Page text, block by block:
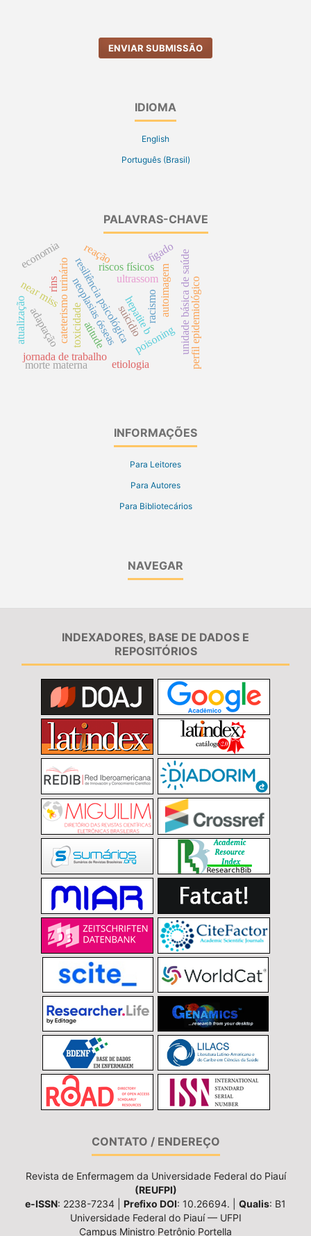
ENVIAR SUBMISSÃO
IDIOMA
English
Português (Brasil)
PALAVRAS-CHAVE
hepatite b
neoplasias ósseas poisoning
ultrassom
cateterismo urinário
near miss
jornada de trabalho
resiliência psicológica
riscos físicos unidade básica de saúde
autoimagem
morte materna perfil epidemiológico
economia
suicídio
reação
toxicidade
fígado
rins
racismo
adaptação
atualização atitude
etiologia
INFORMAÇÕES
Para Leitores
Para Autores
Para Bibliotecários
NAVEGAR
INDEXADORES, BASE DE DADOS E
REPOSITÓRIOS
CONTATO / ENDEREÇO
Revista de Enfermagem da Universidade Federal do Piauí
(REUFPI)
e-ISSN: 2238-7234 | Prefixo DOI: 10.26694. | Qualis: B1
Universidade Federal do Piauí — UFPI
Campus Ministro Petrônio Portella